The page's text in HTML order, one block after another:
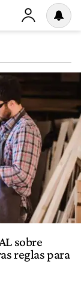
sobre
reglas para